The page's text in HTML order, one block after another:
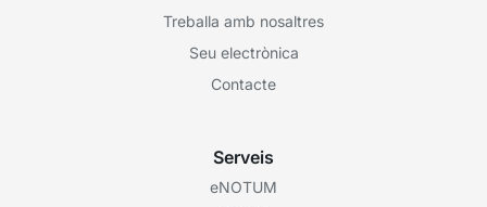
Treballa amb nosaltres
Seu electrònica
Contacte
Serveis
eNOTUM